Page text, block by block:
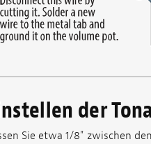
der
Sie etwa 1/8" zwischen